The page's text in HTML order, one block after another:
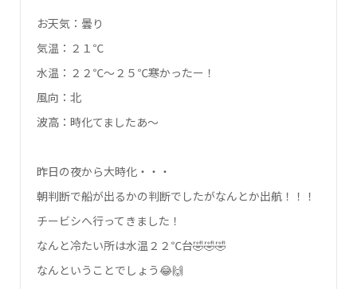
お天気：曇り
気温：２１℃
水温：２２℃～２５℃寒かったー！
風向：北
波高：時化てましたあ～
昨日の夜から大時化・・・
朝判断で船が出るかの判断でしたがなんとか出航！！！
チービシへ行ってきました！
なんと冷たい所は水温２２℃台🤣🤣🤣
なんということでしょう😂🙌